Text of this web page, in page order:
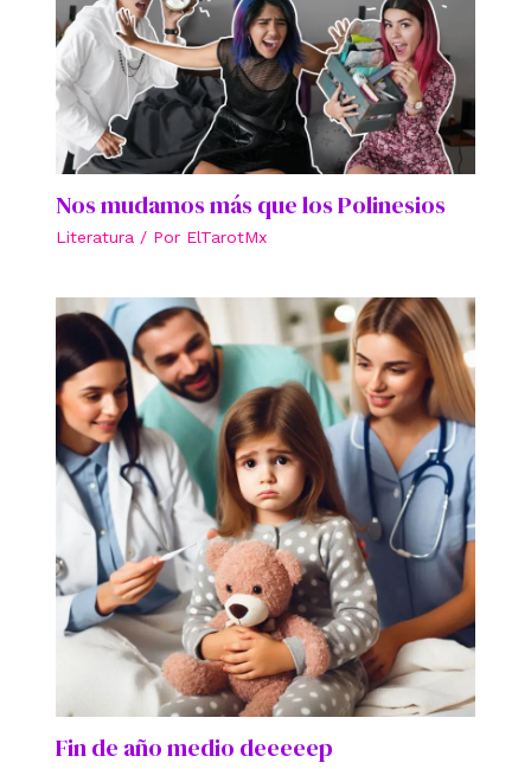
Nos mudamos más que los Polinesios
Literatura / Por ElTarotMx
Fin de año medio deeeeep